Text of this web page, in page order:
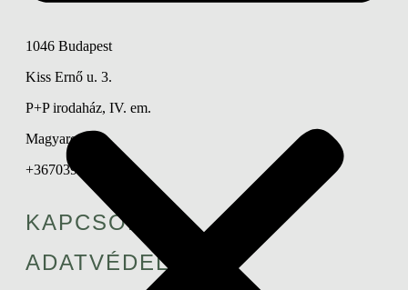
1046 Budapest
Kiss Ernő u. 3.
P+P irodaház, IV. em.
Magyarország
+36703902327
KAPCSOLAT
ADATVÉDELEM